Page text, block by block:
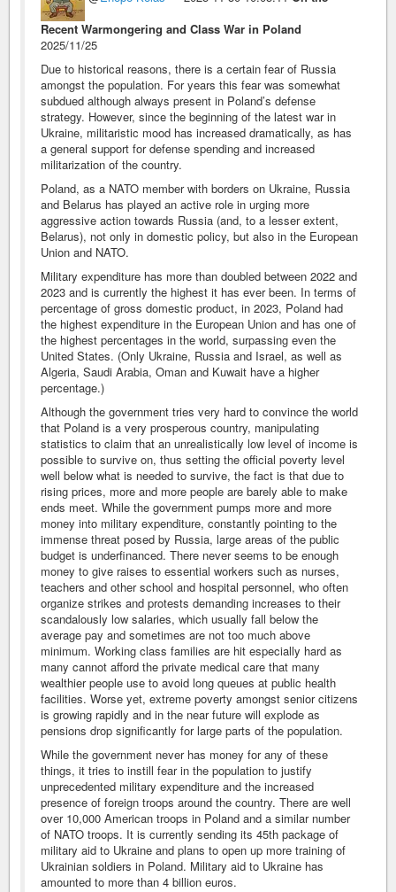
Recent Warmongering and Class War in Poland
2025/11/25
Due to historical reasons, there is a certain fear of Russia
amongst the population. For years this fear was somewhat
subdued although always present in Poland’s defense
strategy. However, since the beginning of the latest war in
Ukraine, militaristic mood has increased dramatically, as has
a general support for defense spending and increased
militarization of the country.
Poland, as a NATO member with borders on Ukraine, Russia
and Belarus has played an active role in urging more
aggressive action towards Russia (and, to a lesser extent,
Belarus), not only in domestic policy, but also in the European
Union and NATO.
Military expenditure has more than doubled between 2022 and
2023 and is currently the highest it has ever been. In terms of
percentage of gross domestic product, in 2023, Poland had
the highest expenditure in the European Union and has one of
the highest percentages in the world, surpassing even the
United States. (Only Ukraine, Russia and Israel, as well as
Algeria, Saudi Arabia, Oman and Kuwait have a higher
percentage.)
Although the government tries very hard to convince the world
that Poland is a very prosperous country, manipulating
statistics to claim that an unrealistically low level of income is
possible to survive on, thus setting the official poverty level
well below what is needed to survive, the fact is that due to
rising prices, more and more people are barely able to make
ends meet. While the government pumps more and more
money into military expenditure, constantly pointing to the
immense threat posed by Russia, large areas of the public
budget is underfinanced. There never seems to be enough
money to give raises to essential workers such as nurses,
teachers and other school and hospital personnel, who often
organize strikes and protests demanding increases to their
scandalously low salaries, which usually fall below the
average pay and sometimes are not too much above
minimum. Working class families are hit especially hard as
many cannot afford the private medical care that many
wealthier people use to avoid long queues at public health
facilities. Worse yet, extreme poverty amongst senior citizens
is growing rapidly and in the near future will explode as
pensions drop significantly for large parts of the population.
While the government never has money for any of these
things, it tries to instill fear in the population to justify
unprecedented military expenditure and the increased
presence of foreign troops around the country. There are well
over 10,000 American troops in Poland and a similar number
of NATO troops. It is currently sending its 45th package of
military aid to Ukraine and plans to open up more training of
Ukrainian soldiers in Poland. Military aid to Ukraine has
amounted to more than 4 billion euros.